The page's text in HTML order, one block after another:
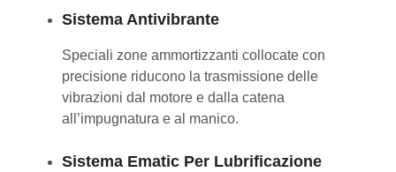
Sistema Antivibrante
Speciali zone ammortizzanti collocate con
precisione riducono la trasmissione delle
vibrazioni dal motore e dalla catena
all’impugnatura e al manico.
Sistema Ematic Per Lubrificazione